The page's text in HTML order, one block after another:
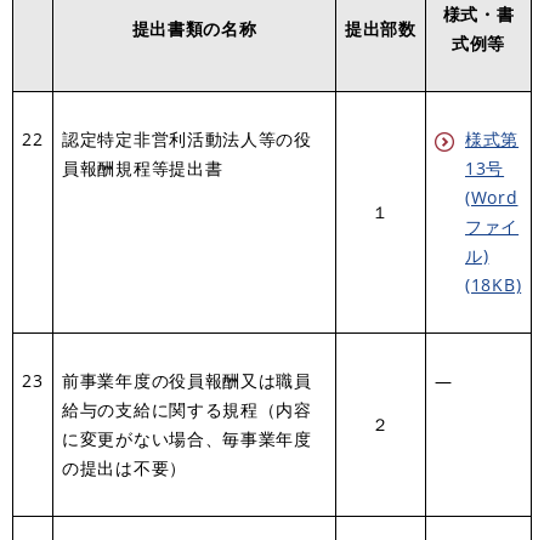
提出書類の名称 提出部数
様式・書
式例等
22
認定特定非営利活動法人等の役
員報酬規程等提出書
１
様式第
13号
(Word
ファイ
ル)
(18KB)
23
前事業年度の役員報酬又は職員
給与の支給に関する規程（内容
に変更がない場合、毎事業年度
の提出は不要）
２
―